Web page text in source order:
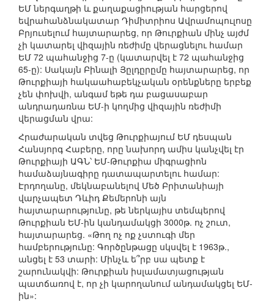
ԵՄ ներգաղթի և քաղաքացիության հարցերով
եվրահանձնակատար Դիմիտրիոս Ավրամոպուլոսը
Բրյուսելում հայտարարեց, որ Թուրքիան մինչ այժմ
չի կատարել վիզային ռեժիմը վերացնելու համար
ԵՄ 72 պահանջից 7-ը (կատարվել է 72 պահանջից
65-ը): Սակայն Բինալի Յըլդըրըմը հայտարարեց, որ
Թուրքիայի հակաահաբեկչական օրենքները երբեք
չեն փոխվի, անգամ եթե դա բացասաբար
անդրադառնա ԵՄ-ի կողմից վիզային ռեժիմի
վերացման վրա:
Հրաժարական տվեց Թուրքիայում ԵՄ դեսպան
Հանսյորգ Հաբերը, որը նախորդ ամիս կանչվել էր
Թուրքիայի ԱԳՆ՝ ԵՄ-Թուրքիա միգրացիոն
համաձայնագիրը դատապարտելու համար:
Էրդողանը, մեկնաբանելով Մեծ Բրիտանիայի
վարչապետ Դևիդ Քեմերոնի այն
հայտարարությունը, թե ներկայիս տեմպերով
Թուրքիան ԵՄ-ին կանդամակցի 3000թ. ոչ շուտ,
հայտարարեց. «Թող ոչ ոք չստուգի մեր
համբերությունը: Գործընթացը սկսվել է 1963թ.,
անցել է 53 տարի: Մինչև ե՞րբ սա պետք է
շարունակվի: Թուրքիան իսլամատյացության
պատճառով է, որ չի կարողանում անդամակցել ԵՄ-
ին»: